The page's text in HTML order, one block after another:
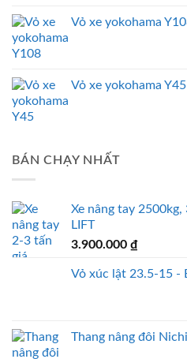
Vỏ xe yokohama
Vỏ xe yokohama Y45
BÁN CHẠY NHẤT
Xe nâng tay
LIFT
3.900.000 ₫
Vỏ xúc lật 23.5-15 -
Thang nâng đôi